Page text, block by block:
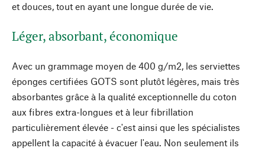
et douces, tout en ayant une longue durée de vie.
Léger, absorbant, économique
Avec un grammage moyen de 400 g/m2, les serviettes
éponges certifiées GOTS sont plutôt légères, mais très
absorbantes grâce à la qualité exceptionnelle du coton
aux fibres extra-longues et à leur fibrillation
particulièrement élevée - c'est ainsi que les spécialistes
appellent la capacité à évacuer l'eau. Non seulement ils